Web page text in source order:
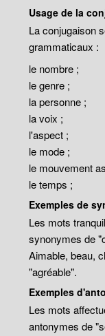
Usage de la
La conjugaison
grammaticaux :
le nombre ;
le genre ;
la personne ;
la voix ;
l'aspect ;
le mode ;
le mouvement
le temps ;
Exemples de
Les mots
synonymes de
Aimable, beau,
"agréable".
Exemples
Les mots
antonymes de